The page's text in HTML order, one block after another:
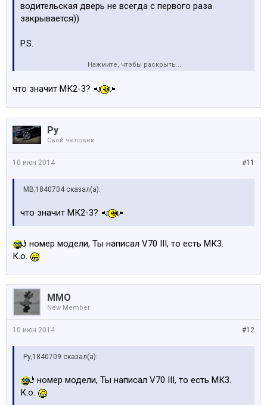
водительская дверь не всегда с первого раза
закрывается))
P.S.
дык это же MK2, а не MK3 ))Нажмите, чтобы раскрыть...
что значит МК2-3?
Ру
Свой человек
#11
10 июн 2014
MB;1840704 сказал(а):
что значит МК2-3?
номер модели, Ты написал V70 III, то есть МК3.
К.о.
MMO
New Member
#12
10 июн 2014
Ру;1840709 сказал(а):
номер модели, Ты написал V70 III, то есть МК3.
К.о.